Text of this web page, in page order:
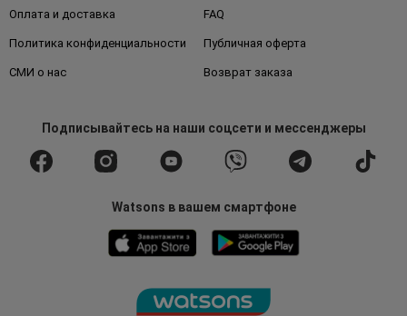
Оплата и доставка FAQ
Политика конфиденциальности Публичная оферта
СМИ о нас Возврат заказа
Подписывайтесьна наши соцсети и мессенджеры
Watsons в вашем смартфоне